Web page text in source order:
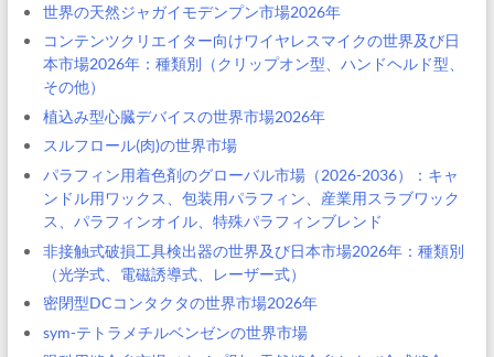
世界の天然ジャガイモデンプン市場2026年
コンテンツクリエイター向けワイヤレスマイクの世界及び日
本市場2026年：種類別（クリップオン型、ハンドヘルド型、
その他）
植込み型心臓デバイスの世界市場2026年
スルフロール(肉)の世界市場
パラフィン用着色剤のグローバル市場（2026-2036）：キャ
ンドル用ワックス、包装用パラフィン、産業用スラブワック
ス、パラフィンオイル、特殊パラフィンブレンド
非接触式破損工具検出器の世界及び日本市場2026年：種類別
（光学式、電磁誘導式、レーザー式）
密閉型DCコンタクタの世界市場2026年
sym-テトラメチルベンゼンの世界市場